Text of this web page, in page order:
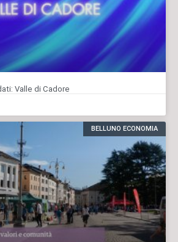
Valle di Cadore
BELLUNO ECONOMIA